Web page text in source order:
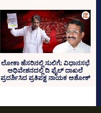
ಲೋಕಾ ಹೆಸರಿನಲ್ಲಿ ಸುಲಿಗೆ; ವಿಧಾನಸಭೆ
ಅಧಿವೇಶನದಲ್ಲಿ ದಿ ಫೈಲ್ ದಾಖಲೆ
ಪ್ರದರ್ಶಿಸಿದ ಪ್ರತಿಪಕ್ಷ ನಾಯಕ ಅಶೋಕ್